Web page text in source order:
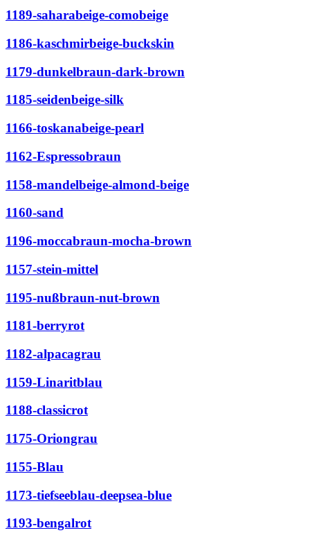
1189-saharabeige-comobeige
1186-kaschmirbeige-buckskin
1179-dunkelbraun-dark-brown
1185-seidenbeige-silk
1166-toskanabeige-pearl
1162-Espressobraun
1158-mandelbeige-almond-beige
1160-sand
1196-moccabraun-mocha-brown
1157-stein-mittel
1195-nußbraun-nut-brown
1181-berryrot
1182-alpacagrau
1159-Linaritblau
1188-classicrot
1175-Oriongrau
1155-Blau
1173-tiefseeblau-deepsea-blue
1193-bengalrot